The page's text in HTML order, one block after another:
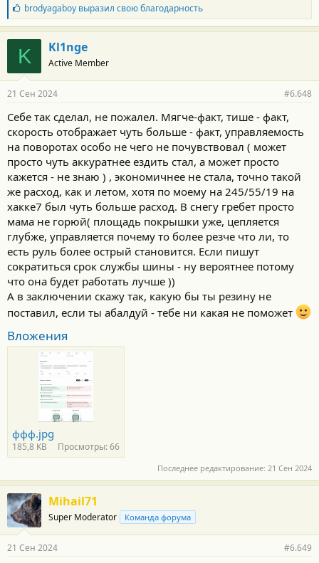
Б
л
а
г
о
д
а
н
о
с
т
и
brodyagaboyвыразил свою благодарность
K Kl1nge
Active Member
21 Сен 2024 #6.648
Себе так сделал, не пожалел. Мягче-факт, тише - факт,
скорость отображает чуть больше - факт, управляемость
на поворотах особо не чего не почувствовал ( может
просто чуть аккуратнее ездить стал, а может просто
кажется - не знаю ) , экономичнее не стала, точно такой
же расход, как и летом, хотя по моему на 245/55/19 на
хакке7 был чуть больше расход. В снегу гребет просто
мама не горюй( площадь покрышки уже, цепляется
глубже, управляется почему то более резче что ли, то
есть руль более острый становится. Если пишут
сократиться срок службы шины - ну вероятнее потому
что она будет работать лучше ))
А в заключении скажу так, какую бы ты резину не
поставил, если ты абалдуй - тебе ни какая не поможет
Вложения
ффф.jpg
185,8 KB Просмотры: 66
Последнее редактирование: 21 Сен 2024
Mihail71
Super Moderator Команда форума
21 Сен 2024 #6.649